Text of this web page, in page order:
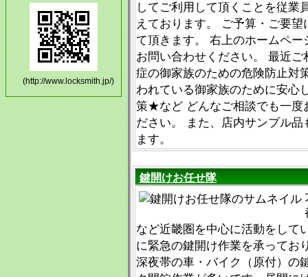
(http://www.locksmith.jp/)
してご利用して頂くことを従業
えております。 ご予算・ご要
て頂きます。 右上のホームペー
お問い合わせください。 最近
症の御家族のための危険防止対
われている御家族のために安心
策★など どんなご相談でも一度
ださい。 また、店内サンプル品
ます。
鍵開けお任せ隊
など近畿圏を中心に活動をして
に緊急の鍵開け作業を承ってお
深夜帯の車・バイク（原付）の